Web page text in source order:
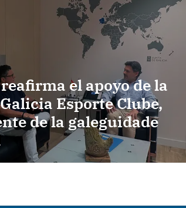
el apoyo de la
Esporte Clube,
de la galeguidade